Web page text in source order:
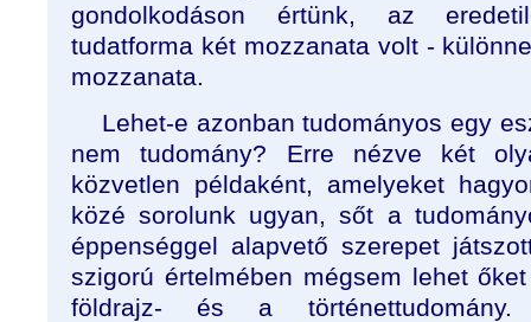
gondolkodáson értünk, az
tudatforma két mozzanata volt -
mozzanata.
Lehet-e azonban tudományos egy
nem tudomány? Erre nézve két
közvetlen példaként, amelyeket
közé sorolunk ugyan, sőt a
éppenséggel alapvető szerepet
szigorú értelmében mégsem lehet
földrajz- és a